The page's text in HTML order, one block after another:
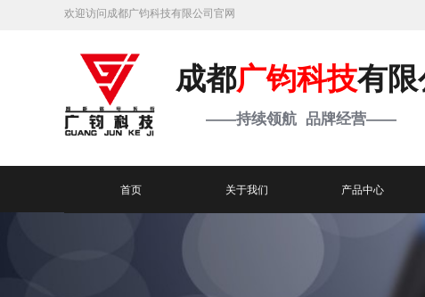
欢迎访问成都广钧科技有限公司官网
成都广钧科技有限
——持续领航 品牌经营——
首页 关于我们 产品中心